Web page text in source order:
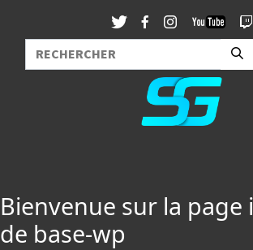
Bienvenue sur la page
de base-wp